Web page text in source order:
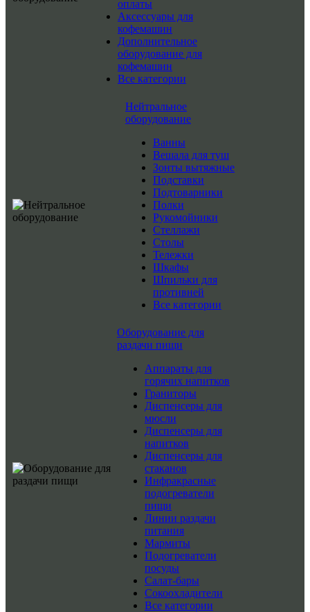
оплаты
Аксессуары для
кофемашин
Дополнительное
оборудование для
кофемашин
Все категории
Нейтральное
оборудование
Ванны
Вешала для туш
Зонты вытяжные
Подставки
Подтоварники
Полки
Рукомойники
Стеллажи
Столы
Тележки
Шкафы
Шпильки для
противней
Все категории
Оборудование для
раздачи пищи
Аппараты для
горячих напитков
Граниторы
Диспенсеры для
мюсли
Диспенсеры для
напитков
Диспенсеры для
стаканов
Инфракрасные
подогреватели
пищи
Линии раздачи
питания
Мармиты
Подогреватели
посуды
Салат-бары
Сокоохладители
Все категории